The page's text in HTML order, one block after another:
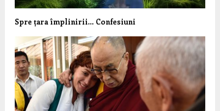
Spre țara împlinirii… Confesiuni